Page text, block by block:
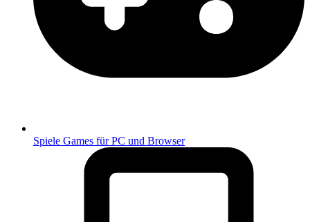
Spiele Games für PC und Browser